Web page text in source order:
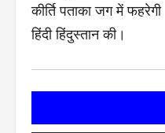
कीर्ति पताका जग में फहरेगी
हिंदी हिंदुस्तान की।